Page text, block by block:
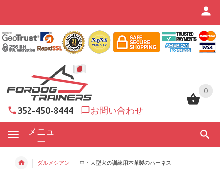
0
352-450-8444 お問い合わせ
メニュ
ー
0
ダルメシアン 中・大型犬の訓練用本革製のハーネス